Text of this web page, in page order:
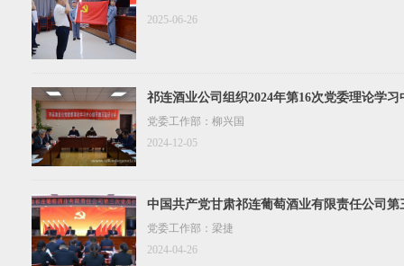
2025-06-26
祁连酒业公司组织2024年第16次党委理论学习
党委工作部：柳兴国
2024-12-05
中国共产党甘肃祁连葡萄酒业有限责任公司第
召开
党委工作部：梁捷
2024-04-26